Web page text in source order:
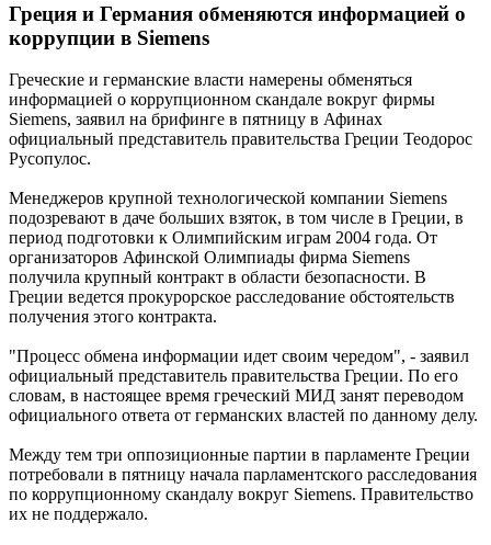
Греция и Германия обменяются информацией о
коррупции в Siemens
Греческие и германские власти намерены обменяться
информацией о коррупционном скандале вокруг фирмы
Siemens, заявил на брифинге в пятницу в Афинах
официальный представитель правительства Греции Теодорос
Русопулос.
Менеджеров крупной технологической компании Siemens
подозревают в даче больших взяток, в том числе в Греции, в
период подготовки к Олимпийским играм 2004 года. От
организаторов Афинской Олимпиады фирма Siemens
получила крупный контракт в области безопасности. В
Греции ведется прокурорское расследование обстоятельств
получения этого контракта.
"Процесс обмена информации идет своим чередом", - заявил
официальный представитель правительства Греции. По его
словам, в настоящее время греческий МИД занят переводом
официального ответа от германских властей по данному делу.
Между тем три оппозиционные партии в парламенте Греции
потребовали в пятницу начала парламентского расследования
по коррупционному скандалу вокруг Siemens. Правительство
их не поддержало.